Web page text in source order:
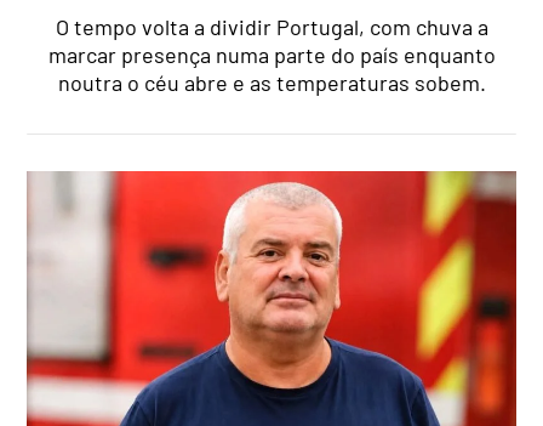
O tempo volta a dividir Portugal, com chuva a
marcar presença numa parte do país enquanto
noutra o céu abre e as temperaturas sobem.